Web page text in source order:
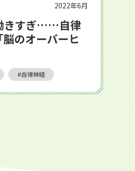
2022年6月
きすぎ……自律
のオーバーヒ
自律神経